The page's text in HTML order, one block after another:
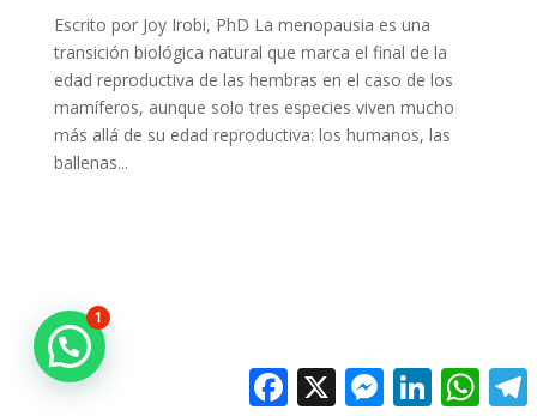
Escrito por Joy Irobi, PhD La menopausia es una
transición biológica natural que marca el final de la
edad reproductiva de las hembras en el caso de los
mamíferos, aunque solo tres especies viven mucho
más allá de su edad reproductiva: los humanos, las
ballenas...
Facebook Messenger
LinkedIn
1